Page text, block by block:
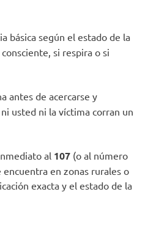
básica según el estado de la
si respira o si
antes de acercarse y
usted ni la víctima corran un
al 107 (o al número
en zonas rurales o
exacta y el estado de la